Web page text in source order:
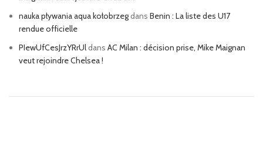
nauka pływania aqua kołobrzegdans Benin : La liste des U17
rendue officielle
PIewUfCesJrzYRrUldans AC Milan : décision prise, Mike Maignan
veut rejoindre Chelsea !